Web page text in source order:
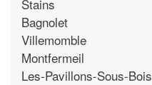
Stains
Bagnolet
Villemomble
Montfermeil
Les-Pavillons-Sous-Bois